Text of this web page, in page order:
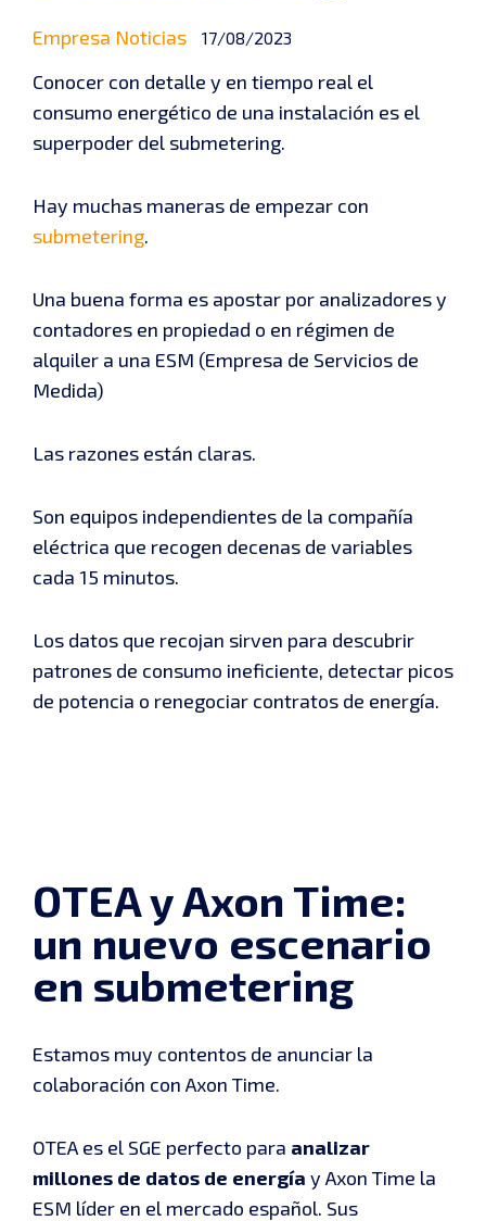
Categories
Empresa Noticias 17/08/2023
Conocer con detalle y en tiempo real el
consumo energético de una instalación es el
superpoder del submetering.
Hay muchas maneras de empezar con
submetering.
Una buena forma es apostar por analizadores y
contadores en propiedad o en régimen de
alquiler a una ESM (Empresa de Servicios de
Medida)
Las razones están claras.
Son equipos independientes de la compañía
eléctrica que recogen decenas de variables
cada 15 minutos.
Los datos que recojan sirven para descubrir
patrones de consumo ineficiente, detectar picos
de potencia o renegociar contratos de energía.
OTEA y Axon Time:
un nuevo escenario
en submetering
Estamos muy contentos de anunciar la
colaboración con Axon Time.
OTEA es el SGE perfecto para analizar
millones de datos de energía y Axon Time la
ESM líder en el mercado español. Sus